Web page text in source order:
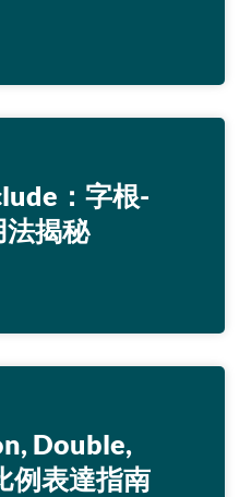
：字根-
揭秘
Double,
例表達指南